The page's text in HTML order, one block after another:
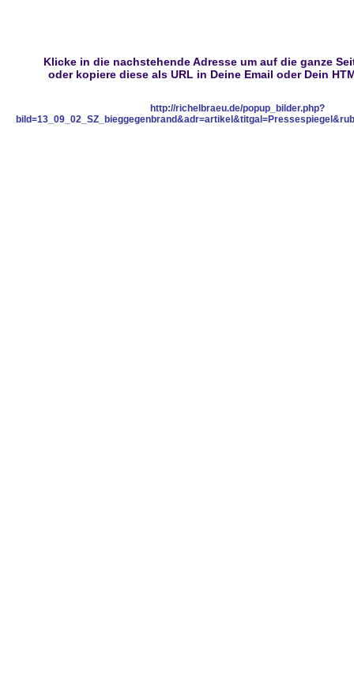
Klicke in die nachstehende Adresse um auf die ganze
oder kopiere diese als URL in Deine Email oder Dein
http://richelbraeu.de/popup_bilder.php?